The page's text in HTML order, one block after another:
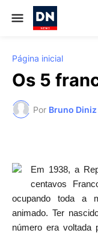
Página inicial
Os 5
Por Bruno Diniz
Em 1938, a
centavos
ocupando toda a
animado. Ter
número era voltada